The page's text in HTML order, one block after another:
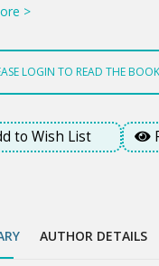
আসেন যাদের বহু মুদ্রার বিনিময়ে
একহাপ্ত আগে যে আংটিটি কিনে
করতে। কিন্তু বিস্ময় জোগায় এক বিশেষ
অর্ডার দিয়ে কিছু করায় না। এক
যেগুলো দিয়ে যায় তা একেবারে নতুন।
কি?
>
LOGIN TO READ THE BOOK
to Wish List
AUTHOR DETAILS